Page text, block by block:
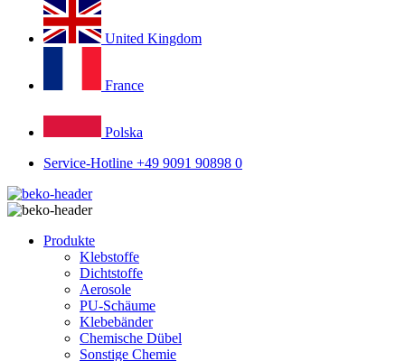
United Kingdom
France
Polska
Service-Hotline +49 9091 90898 0
Produkte
Klebstoffe
Dichtstoffe
Aerosole
PU-Schäume
Klebebänder
Chemische Dübel
Sonstige Chemie